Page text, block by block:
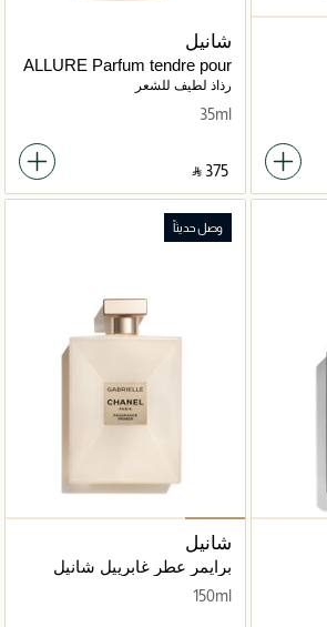
شانيل
ALLURE Parfum tendre pour
les cheveux
رذاذ لطيف للشعر
35ml
‎ ⃁ ⁦375⁩ ‎
وصل حديثاً
شانيل
برايمر عطر غابرييل شانيل
150ml